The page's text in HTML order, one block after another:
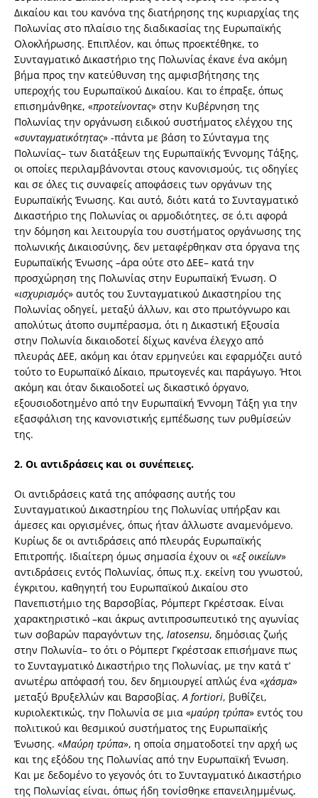
Δικαίου και του κανόνα της διατήρησης της κυριαρχίας της
Πολωνίας στο πλαίσιο της διαδικασίας της Ευρωπαϊκής
Ολοκλήρωσης. Επιπλέον, και όπως προεκτέθηκε, το
Συνταγματικό Δικαστήριο της Πολωνίας έκανε ένα ακόμη
βήμα προς την κατεύθυνση της αμφισβήτησης της
υπεροχής του Ευρωπαϊκού Δικαίου. Και το έπραξε, όπως
επισημάνθηκε, «προτείνοντας» στην Κυβέρνηση της
Πολωνίας την οργάνωση ειδικού συστήματος ελέγχου της
«συνταγματικότητας» -πάντα με βάση το Σύνταγμα της
Πολωνίας– των διατάξεων της Ευρωπαϊκής Έννομης Τάξης,
οι οποίες περιλαμβάνονται στους κανονισμούς, τις οδηγίες
και σε όλες τις συναφείς αποφάσεις των οργάνων της
Ευρωπαϊκής Ένωσης. Και αυτό, διότι κατά το Συνταγματικό
Δικαστήριο της Πολωνίας οι αρμοδιότητες, σε ό,τι αφορά
την δόμηση και λειτουργία του συστήματος οργάνωσης της
πολωνικής Δικαιοσύνης, δεν μεταφέρθηκαν στα όργανα της
Ευρωπαϊκής Ένωσης –άρα ούτε στο ΔΕΕ– κατά την
προσχώρηση της Πολωνίας στην Ευρωπαϊκή Ένωση. Ο
«ισχυρισμός» αυτός του Συνταγματικού Δικαστηρίου της
Πολωνίας οδηγεί, μεταξύ άλλων, και στο πρωτόγνωρο και
απολύτως άτοπο συμπέρασμα, ότι η Δικαστική Εξουσία
στην Πολωνία δικαιοδοτεί δίχως κανένα έλεγχο από
πλευράς ΔΕΕ, ακόμη και όταν ερμηνεύει και εφαρμόζει αυτό
τούτο το Ευρωπαϊκό Δίκαιο, πρωτογενές και παράγωγο. Ήτοι
ακόμη και όταν δικαιοδοτεί ως δικαστικό όργανο,
εξουσιοδοτημένο από την Ευρωπαϊκή Έννομη Τάξη για την
εξασφάλιση της κανονιστικής εμπέδωσης των ρυθμίσεών
της.
2. Οι αντιδράσεις και οι συνέπειες.
Οι αντιδράσεις κατά της απόφασης αυτής του
Συνταγματικού Δικαστηρίου της Πολωνίας υπήρξαν και
άμεσες και οργισμένες, όπως ήταν άλλωστε αναμενόμενο.
Κυρίως δε οι αντιδράσεις από πλευράς Ευρωπαϊκής
Επιτροπής. Ιδιαίτερη όμως σημασία έχουν οι «εξ οικείων»
αντιδράσεις εντός Πολωνίας, όπως π.χ. εκείνη του γνωστού,
έγκριτου, καθηγητή του Ευρωπαϊκού Δικαίου στο
Πανεπιστήμιο της Βαρσοβίας, Ρόμπερτ Γκρέστσακ. Είναι
χαρακτηριστικό –και άκρως αντιπροσωπευτικό της αγωνίας
των σοβαρών παραγόντων της, latosensu, δημόσιας ζωής
στην Πολωνία– το ότι ο Ρόμπερτ Γκρέστσακ επισήμανε πως
το Συνταγματικό Δικαστήριο της Πολωνίας, με την κατά τ’
ανωτέρω απόφασή του, δεν δημιουργεί απλώς ένα «χάσμα»
μεταξύ Βρυξελλών και Βαρσοβίας. Α fortiori, βυθίζει,
κυριολεκτικώς, την Πολωνία σε μια «μαύρη τρύπα» εντός του
πολιτικού και θεσμικού συστήματος της Ευρωπαϊκής
Ένωσης. «Μαύρη τρύπα», η οποία σηματοδοτεί την αρχή ως
και της εξόδου της Πολωνίας από την Ευρωπαϊκή Ένωση.
Και με δεδομένο το γεγονός ότι το Συνταγματικό Δικαστήριο
της Πολωνίας είναι, όπως ήδη τονίσθηκε επανειλημμένως,